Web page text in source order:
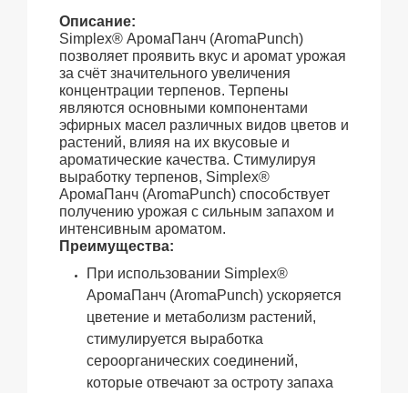
Описание:
Simplex® АромаПанч (AromaPunch)
позволяет проявить вкус и аромат урожая
за счёт значительного увеличения
концентрации терпенов. Терпены
являются основными компонентами
эфирных масел различных видов цветов и
растений, влияя на их вкусовые и
ароматические качества. Стимулируя
выработку терпенов, Simplex®
АромаПанч (AromaPunch) способствует
получению урожая с сильным запахом и
интенсивным ароматом.
Преимущества:
При использовании Simplex®
АромаПанч (AromaPunch) ускоряется
цветение и метаболизм растений,
стимулируется выработка
сероорганических соединений,
которые отвечают за остроту запаха